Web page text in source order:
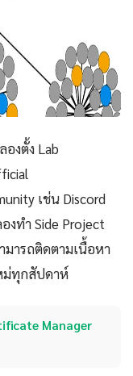
งตั้ง Lab
เช่น Discord
งทำ Side Project
มารถติดตามเนื้อหา
ม่ทุกสัปดาห์
Manager